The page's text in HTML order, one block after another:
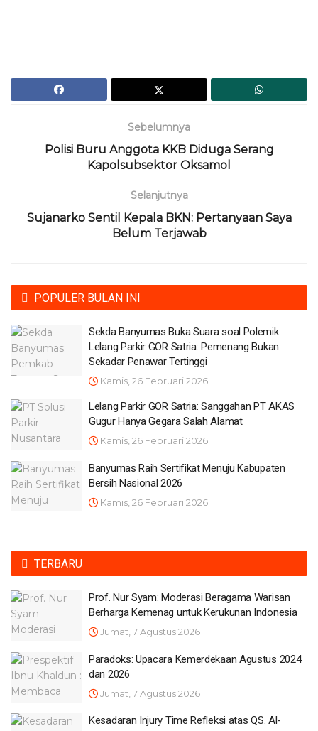
Sebelumnya
Polisi Buru Anggota KKB Diduga Serang
Kapolsubsektor Oksamol
Selanjutnya
Sujanarko Sentil Kepala BKN: Pertanyaan Saya
Belum Terjawab
POPULER BULAN INI
Sekda Banyumas Buka Suara soal Polemik
Lelang Parkir GOR Satria: Pemenang Bukan
Sekadar Penawar Tertinggi
Kamis, 26 Februari 2026
Lelang Parkir GOR Satria: Sanggahan PT AKAS
Gugur Hanya Gegara Salah Alamat
Kamis, 26 Februari 2026
Banyumas Raih Sertifikat Menuju Kabupaten
Bersih Nasional 2026
Kamis, 26 Februari 2026
TERBARU
Prof. Nur Syam: Moderasi Beragama Warisan
Berharga Kemenag untuk Kerukunan Indonesia
Jumat, 7 Agustus 2026
Paradoks: Upacara Kemerdekaan Agustus 2024
dan 2026
Jumat, 7 Agustus 2026
Kesadaran Injury Time Refleksi atas QS. Al-